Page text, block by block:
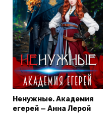
Ненужные. Академия
егерей — Анна Лерой